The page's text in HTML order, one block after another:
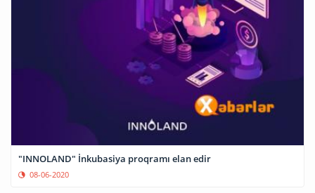
"INNOLAND" İnkubasiya proqramı elan edir
08-06-2020